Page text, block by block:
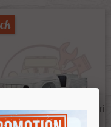
Complet Méhari
Modèle /ancien